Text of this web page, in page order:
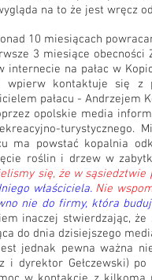
na to że jest wręcz
10 miesiącach
3 miesiące obecności
internecie na pałac w
wpierw kontaktuje się z
pałacu - Andrzejem
opolskie media
turystycznego.
ma powstać kopalnia
roślin i drzew w
się, że w
właściciela. Nie
nie do firmy, która
inaczej stwierdzając,
do dnia dzisiejszego
jednak pewna ważna
i dyrektor Gełczewski)